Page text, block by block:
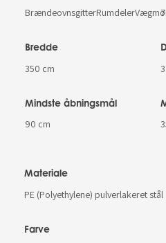
Bredde
350 cm
Mindste åbningsmål
90 cm
Materiale
PE (Polyethylene) pulverlakeret stål
Farve